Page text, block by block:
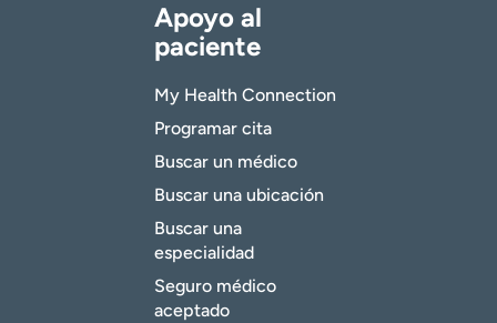
Apoyo al
paciente
My Health Connection
Programar cita
Buscar un médico
Buscar una ubicación
Buscar una
especialidad
Seguro médico
aceptado